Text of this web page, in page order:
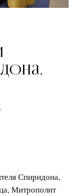
Спиридона,
Митрополит